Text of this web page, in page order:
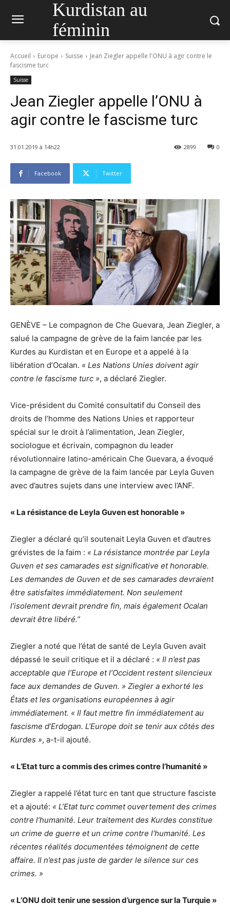
Kurdistan au
féminin
Accueil Europe Suisse
Jean Ziegler appelle l'ONU à agir contre le
fascisme turc
Suisse
Jean Ziegler appelle l’ONU à
agir contre le fascisme turc
31.01.2019 à 14h22 0
2899
Facebook Twitter
GENÈVE – Le compagnon de Che Guevara, Jean Ziegler, a
salué la campagne de grève de la faim lancée par les
Kurdes au Kurdistan et en Europe et a appelé à la
libération d’Ocalan. « Les Nations Unies doivent agir
contre le fascisme turc », a déclaré Ziegler.
Vice-président du Comité consultatif du Conseil des
droits de l’homme des Nations Unies et rapporteur
spécial sur le droit à l’alimentation, Jean Ziegler,
sociologue et écrivain, compagnon du leader
révolutionnaire latino-américain Che Guevara, a évoqué
la campagne de grève de la faim lancée par Leyla Guven
avec d’autres sujets dans une interview avec l’ANF.
« La résistance de Leyla Guven est honorable »
Ziegler a déclaré qu’il soutenait Leyla Guven et d’autres
grévistes de la faim : « La résistance montrée par Leyla
Guven et ses camarades est significative et honorable.
Les demandes de Guven et de ses camarades devraient
être satisfaites immédiatement. Non seulement
l’isolement devrait prendre fin, mais également Ocalan
devrait être libéré.​​”
Ziegler a noté que l’état de santé de Leyla Guven avait
dépassé le seuil critique et il a déclaré : « Il n’est pas
acceptable que l’Europe et l’Occident restent silencieux
face aux demandes de Guven. » Ziegler a exhorté les
États et les organisations européennes à agir
immédiatement. « Il faut mettre fin immédiatement au
fascisme d’Erdogan. L’Europe doit se tenir aux côtés des
Kurdes », a-t-il ajouté.
« L’Etat turc a commis des crimes contre l’humanité »
Ziegler a rappelé l’état turc en tant que structure fasciste
et a ajouté: « L’Etat turc commet ouvertement des crimes
contre l’humanité. Leur traitement des Kurdes constitue
un crime de guerre et un crime contre l’humanité. Les
récentes réalités documentées témoignent de cette
affaire. Il n’est pas juste de garder le silence sur ces
crimes. »
« L’ONU doit tenir une session d’urgence sur la Turquie »